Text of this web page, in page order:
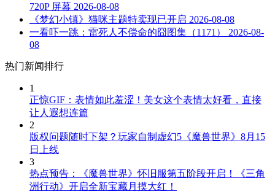
720P 屏幕 2026-08-08
《梦幻小镇》猫咪主题特卖现已开启 2026-08-08
一看吓一跳：雷死人不偿命的囧图集（1171）
2026-08-
08
热门新闻排行
1
正惊GIF：表情如此羞涩！美女这个表情太好看，直接
让人遐想连篇
2
版权问题随时下架？玩家自制虚幻5《魔兽世界》8月15
日上线
3
热点预告：《魔兽世界》怀旧服第五阶段开启！《三角
洲行动》开启全新宝藏月摸大红！